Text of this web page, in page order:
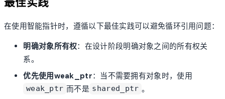
在使用智能指针时，遵循以下最佳实践可以避免循环引用问题：
明确对象所有权：在设计阶段明确对象之间的所有权关
系。
优先使用weak_ptr：当不需要拥有对象时，使用
weak_ptr 而不是 shared_ptr 。